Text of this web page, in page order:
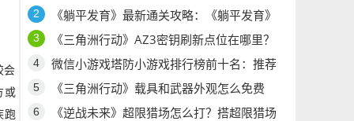
会
或
跑
付AZ3首领H1000？
《躺平发育》最新通关攻略：《躺平发育》
你想问的问题都有答案！
《三角洲行动》AZ3密钥刷新点位在哪里？
《三角洲行动》AZ3密钥点位公布
微信小游戏塔防小游戏排行榜前十名：推荐
五款经典塔防小游戏，怎么玩都不腻！
《三角洲行动》载具和武器外观怎么免费
拿！
《逆战未来》超限猎场怎么打？搭超限猎场